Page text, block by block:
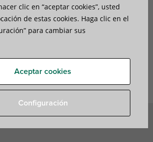
el documento solicitado aquí abajo.
Anclajes
clic en “aceptar cookies”, usted
de estas cookies. Haga clic en el
para cambiar sus
Aceptar cookies
Configuración